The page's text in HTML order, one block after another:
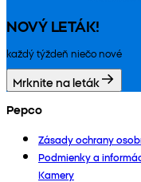
NOVÝ LETÁK!
každý týždeň niečo nové
Mrknite na leták
Pepco
Zásady ochrany
Podmienky a
Kamery